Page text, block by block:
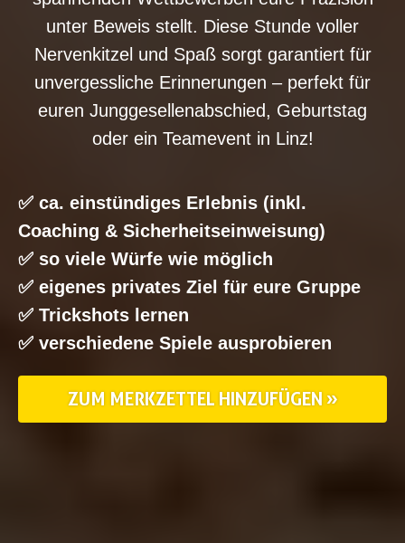
unter Beweis stellt. Diese Stunde voller
Nervenkitzel und Spaß sorgt garantiert für
unvergessliche Erinnerungen – perfekt für
euren Junggesellenabschied, Geburtstag
oder ein Teamevent in Linz!
✅ ca. einstündiges Erlebnis (inkl.
Coaching & Sicherheitseinweisung)
✅ so viele Würfe wie möglich
✅ eigenes privates Ziel für eure Gruppe
✅ Trickshots lernen
✅ verschiedene Spiele ausprobieren
ZUM MERKZETTEL HINZUFÜGEN »